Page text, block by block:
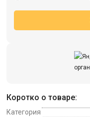
Коротко о товаре:
Категория